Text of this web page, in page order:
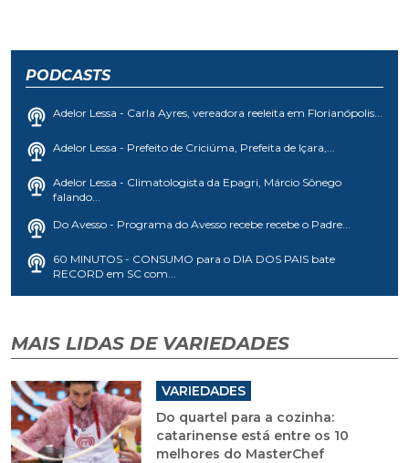
PODCASTS
Adelor Lessa - Carla Ayres, vereadora reeleita em Florianópolis...
Adelor Lessa - Prefeito de Criciúma, Prefeita de Içara,...
Adelor Lessa - Climatologista da Epagri, Márcio Sônego
falando...
Do Avesso - Programa do Avesso recebe recebe o Padre...
60 MINUTOS - CONSUMO para o DIA DOS PAIS bate
RECORD em SC com...
MAIS LIDAS DE VARIEDADES
VARIEDADES
Do quartel para a cozinha:
catarinense está entre os 10
melhores do MasterChef